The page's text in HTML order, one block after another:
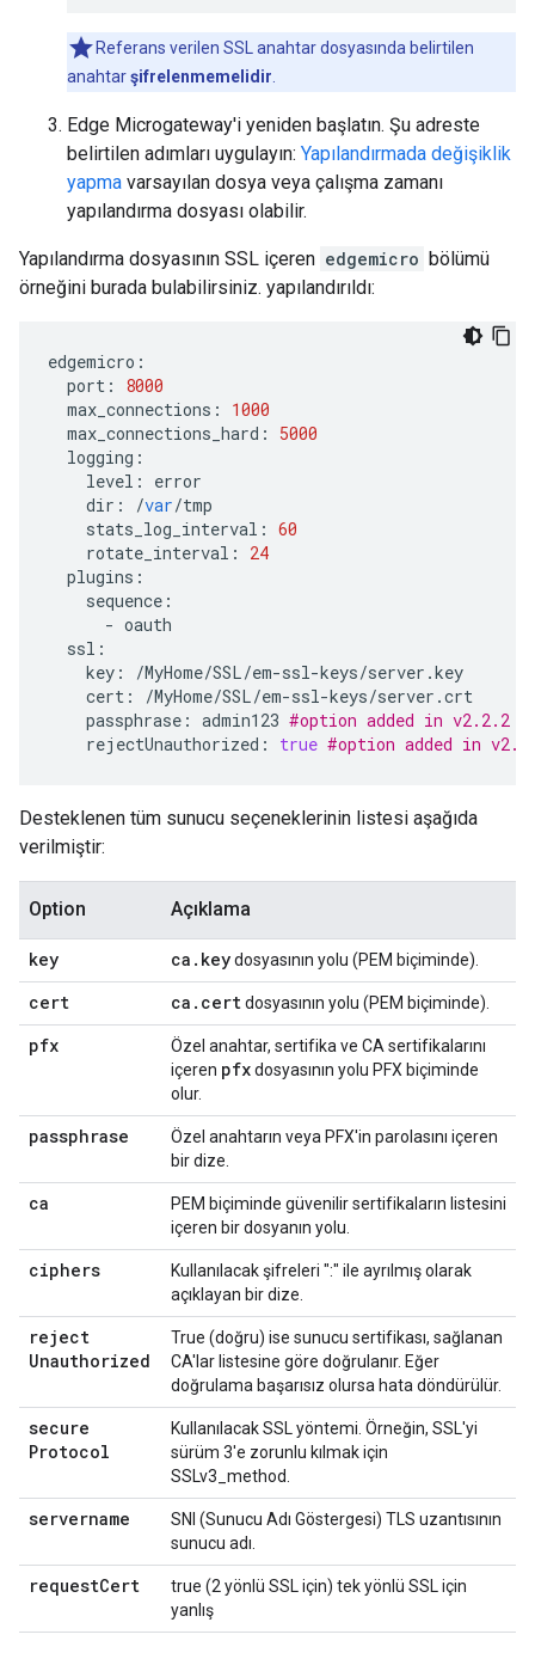
Referans verilen SSL anahtar dosyasında belirtilen
anahtarşifrelenmemelidir
Edge Microgateway'i yeniden başlatın. Şu adreste
belirtilen adımları uygulayın: Yapılandırmada değişiklik
yapma varsayılan dosya veya çalışma zamanı
yapılandırma dosyası olabilir.
Yapılandırma dosyasının SSL içeren edgemicro bölümü
örneğini burada bulabilirsiniz. yapılandırıldı:
edgemicro :
port :
8000
max_connections :
1000
max_connections_hard :
5000
logging :
level :
error
dir : /var/tmp
stats_log_interval : 60
rotate_interval :
24
plugins :
sequence :
- oauth
ssl :
key : /MyHome/SSL/em-ssl-keys/server .key
cert : /MyHome/SSL/em-ssl-keys/server .crt
passphrase : admin123 #option added in v2.2.2
rejectUnauthorized : true #option added in
Desteklenen tüm sunucu seçeneklerinin listesi aşağıda
verilmiştir:
Option Açıklama
key ca . keydosyasının yolu (PEM biçiminde).
cert ca . certdosyasının yolu (PEM biçiminde).
pfx
Özel anahtar, sertifika ve CA sertifikalarını
içeren pfxdosyasının yolu PFX biçiminde
olur.
passphrase
Özel anahtarın veya PFX'in parolasını içeren
bir dize.
ca
PEM biçiminde güvenilir sertifikaların listesini
içeren bir dosyanın yolu.
ciphers
Kullanılacak şifreleri ":" ile ayrılmış olarak
açıklayan bir dize.
reject
Unauthorized
True (doğru) ise sunucu sertifikası, sağlanan
CA'lar listesine göre doğrulanır. Eğer
doğrulama başarısız olursa hata döndürülür.
secure
Protocol
Kullanılacak SSL yöntemi. Örneğin, SSL'yi
sürüm 3'e zorunlu kılmak için
SSLv3_method.
servername
SNI (Sunucu Adı Göstergesi) TLS uzantısının
sunucu adı.
requestCert
true (2 yönlü SSL için) tek yönlü SSL için
yanlış